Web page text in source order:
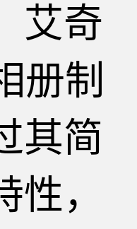
艾奇
册制
其简
，